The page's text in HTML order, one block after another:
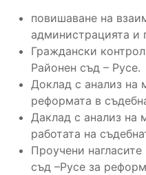
повишаване на
администрацията и
Граждански
Районен съд – Русе.
Доклад с анализ на
реформата в
Даклад с анализ на
работата на
Проучени
съд –Русе за